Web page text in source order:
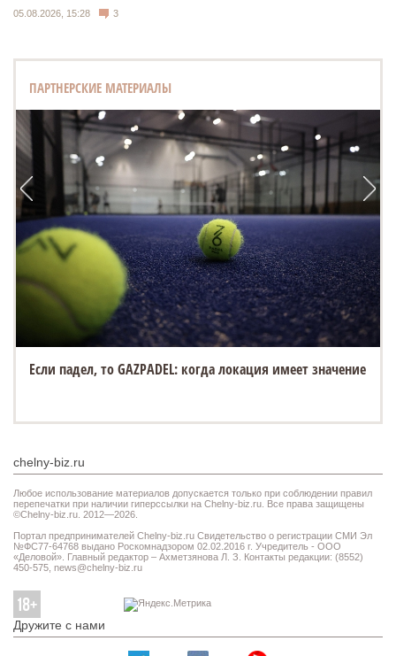
05.08.2026, 15:28 3
ПАРТНЕРСКИЕ МАТЕРИАЛЫ
Если падел, то GAZPADEL: когда локация имеет значение
chelny-biz.ru
Любое использование материалов допускается только при соблюдении правил
перепечатки при наличии гиперссылки на Chelny-biz.ru. Все права защищены
©Chelny-biz.ru. 2012—2026.
Портал предпринимателей Chelny-biz.ru Свидетельство о регистрации СМИ Эл
№ФС77-64768 выдано Роскомнадзором 02.02.2016 г. Учредитель - ООО
«Деловой». Главный редактор – Ахметзянова Л. З. Контакты редакции: (8552)
450-575, news@chelny-biz.ru
Дружите с нами